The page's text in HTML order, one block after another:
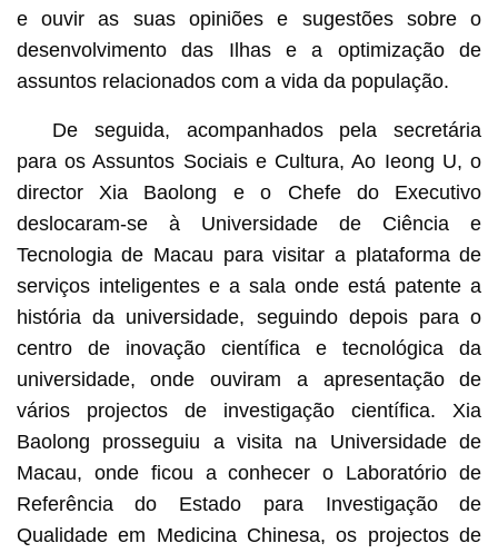
e ouvir as suas opiniões e sugestões sobre o
desenvolvimento das Ilhas e a optimização de
assuntos relacionados com a vida da população.
De seguida, acompanhados pela secretária
para os Assuntos Sociais e Cultura, Ao Ieong U, o
director Xia Baolong e o Chefe do Executivo
deslocaram-se à Universidade de Ciência e
Tecnologia de Macau para visitar a plataforma de
serviços inteligentes e a sala onde está patente a
história da universidade, seguindo depois para o
centro de inovação científica e tecnológica da
universidade, onde ouviram a apresentação de
vários projectos de investigação científica. Xia
Baolong prosseguiu a visita na Universidade de
Macau, onde ficou a conhecer o Laboratório de
Referência do Estado para Investigação de
Qualidade em Medicina Chinesa, os projectos de